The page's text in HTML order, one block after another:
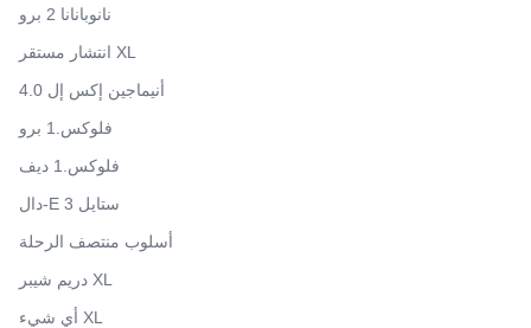
نانوبانانا 2 برو
انتشار مستقر XL
أنيماجين إكس إل 4.0
فلوكس.1 برو
فلوكس.1 ديف
دال-E 3 ستايل
أسلوب منتصف الرحلة
دريم شيبر XL
أي شيء XL